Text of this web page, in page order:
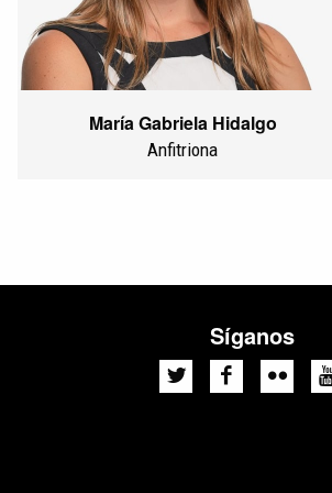
María Gabriela Hidalgo
Anfitriona
Síganos